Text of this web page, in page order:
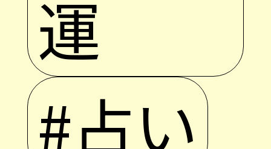
運
#占い